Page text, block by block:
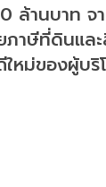
ล้านบาท จ
าษีที่ดินแล
หม่ของผู้บริ